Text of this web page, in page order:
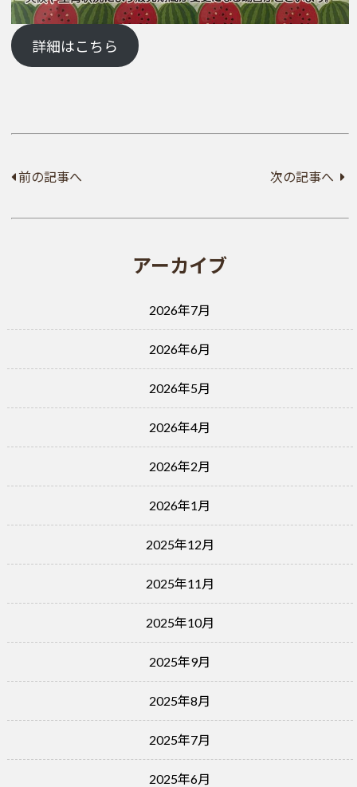
詳細はこちら
前の記事へ 次の記事へ
アーカイブ
2026年7月
2026年6月
2026年5月
2026年4月
2026年2月
2026年1月
2025年12月
2025年11月
2025年10月
2025年9月
2025年8月
2025年7月
2025年6月